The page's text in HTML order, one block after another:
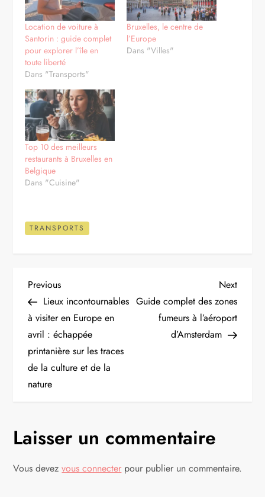
Location de voiture à
Santorin : guide complet
pour explorer l’île en
toute liberté
Dans "Transports"
Bruxelles, le centre de
l’Europe
Dans "Villes"
Top 10 des meilleurs
restaurants à Bruxelles en
Belgique
Dans "Cuisine"
TRANSPORTS
N
a
v
i
a
Previous
Post
Previous
Lieux incontournables
à visiter en Europe en
avril : échappée
printanière sur les traces
de la culture et de la
nature
Next
Post
Next
Guide complet des zones
fumeurs à l’aéroport
d’Amsterdam
Laisser un commentaire
Vous devezvous connecter pour publier un commentaire.